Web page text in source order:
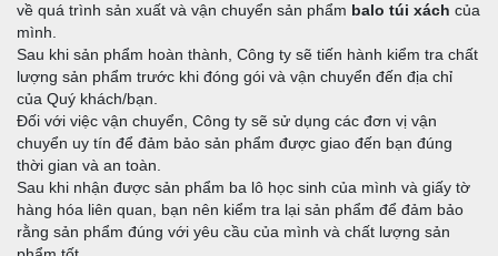
về quá trình sản xuất và vận chuyển sản phẩm balo túi xách của
mình.
Sau khi sản phẩm hoàn thành, Công ty sẽ tiến hành kiểm tra chất
lượng sản phẩm trước khi đóng gói và vận chuyển đến địa chỉ
của Quý khách/bạn.
Đối với việc vận chuyển, Công ty sẽ sử dụng các đơn vị vận
chuyển uy tín để đảm bảo sản phẩm được giao đến bạn đúng
thời gian và an toàn.
Sau khi nhận được sản phẩm ba lô học sinh của mình và giấy tờ
hàng hóa liên quan, bạn nên kiểm tra lại sản phẩm để đảm bảo
rằng sản phẩm đúng với yêu cầu của mình và chất lượng sản